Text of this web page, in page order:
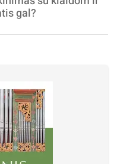
gal?